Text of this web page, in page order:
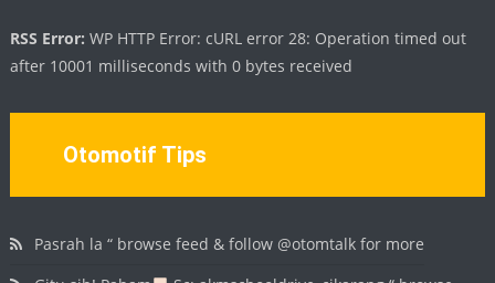
RSS Error: WP HTTP Error: cURL error 28: Operation timed out
after 10001 milliseconds with 0 bytes received
Otomotif Tips
Pasrah la “ browse feed & follow @otomtalk for more